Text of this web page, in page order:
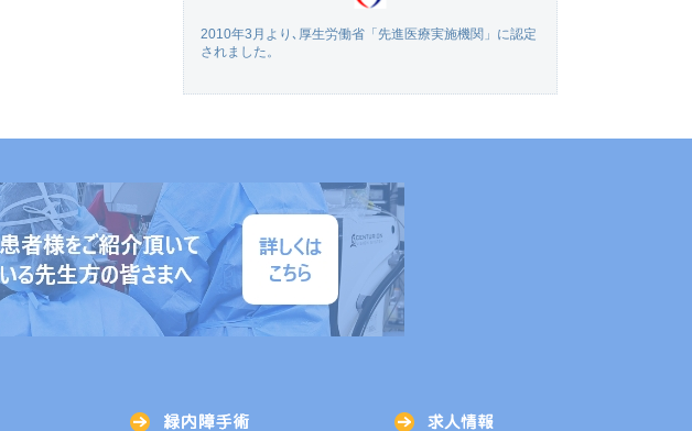
2010年3月より､厚生労働省「先進医療実施機関」に認定
されました。